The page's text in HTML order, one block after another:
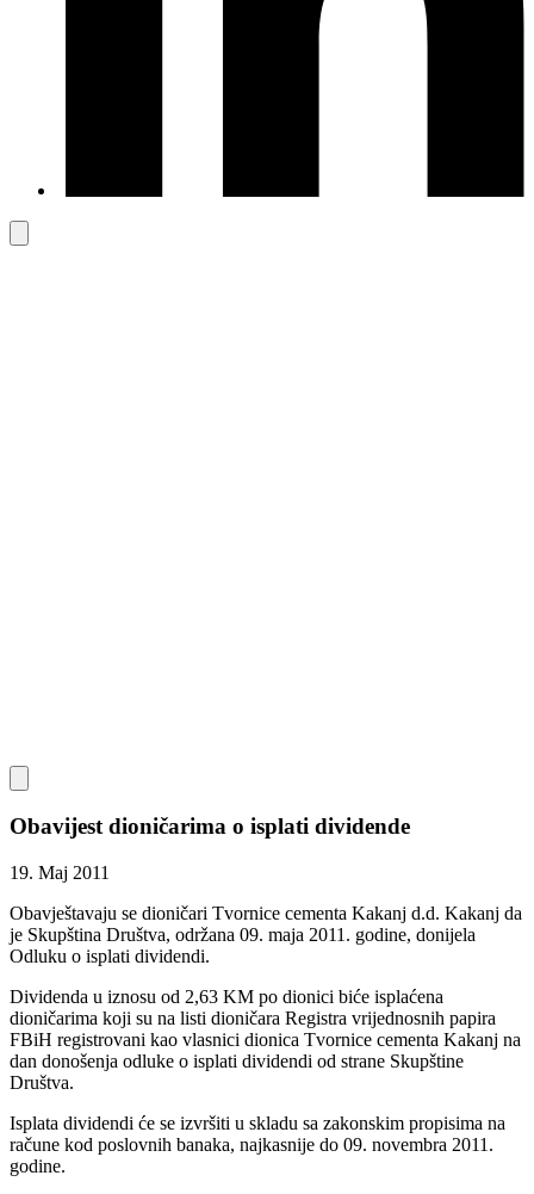
Obavijest dioničarima o isplati dividende
19. Maj 2011
Obavještavaju se dioničari Tvornice cementa Kakanj d.d. Kakanj da
je Skupština Društva, održana 09. maja 2011. godine, donijela
Odluku o isplati dividendi.
Dividenda u iznosu od 2,63 KM po dionici biće isplaćena
dioničarima koji su na listi dioničara Registra vrijednosnih papira
FBiH registrovani kao vlasnici dionica Tvornice cementa Kakanj na
dan donošenja odluke o isplati dividendi od strane Skupštine
Društva.
Isplata dividendi će se izvršiti u skladu sa zakonskim propisima na
račune kod poslovnih banaka, najkasnije do 09. novembra 2011.
godine.